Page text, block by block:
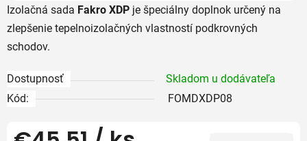
Izolačná sada Fakro XDP je špeciálny doplnok určený na
zlepšenie tepelnoizolačných vlastností podkrovných
schodov.
Dostupnosť
Skladom u dodávateľa
Kód:
FOMDXDP08